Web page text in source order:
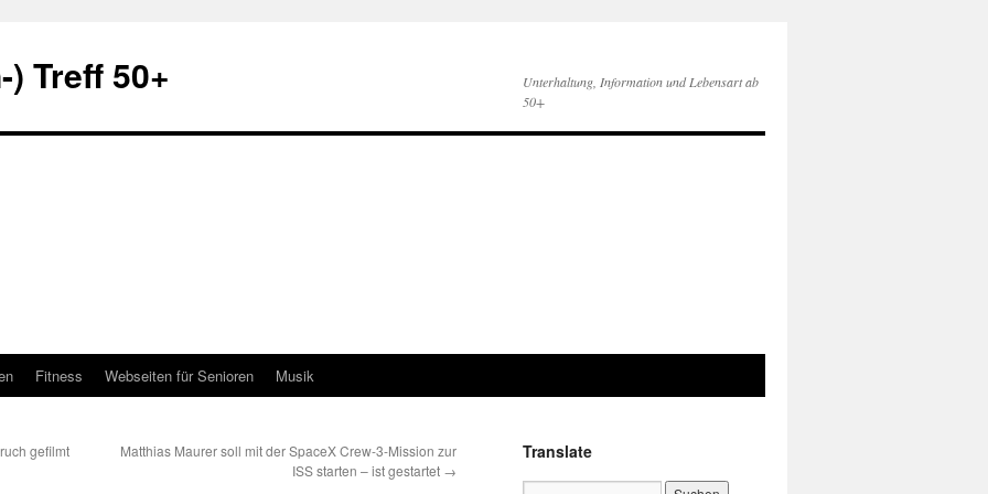
Treff 50+
Unterhaltung, Information und Lebensart ab
50+
Fitness Webseiten für Senioren Musik
gefilmt
Matthias Maurer soll mit der SpaceX Crew-3-Mission zur
ISS starten – ist gestartet →
Translate